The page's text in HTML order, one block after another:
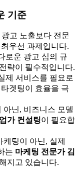
기준
고 노출보다 전문
우선 과제입니다.
로운 광고 심의 규
략이 필수적입니다.
제 서비스를 필요로
겟팅이 효율을 극
아닌, 비즈니스 모델
가 컨설팅이 필요합
팅이 아닌, 실제
는 마케팅 전문가 김
지고 있습니다.